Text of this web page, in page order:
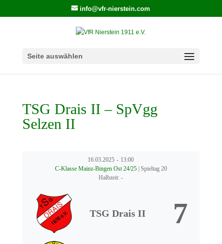
info@vfr-nierstein.com
Seite auswählen
TSG Drais II – SpVgg
Selzen II
16.03.2025 - 13:00
C-Klasse Mainz-Bingen Ost 24/25 | Spieltag 20
Halbzeit: -
TSG Drais II 7